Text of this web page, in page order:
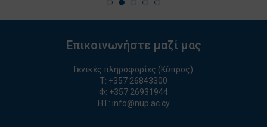
Επικοινωνήστε μαζί μας
Γενικές πληροφορίες (Κύπρος)
T: +357 26843300
Φ: +357 26931944
ΗΤ: info@nup.ac.cy